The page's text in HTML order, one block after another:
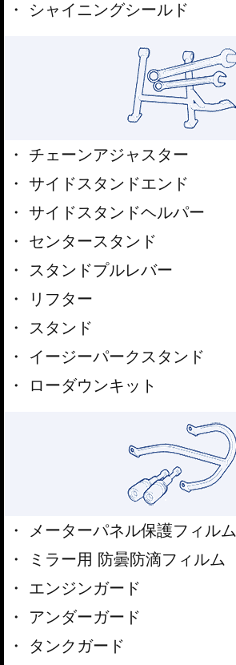
シャイニングシールド
チェーンアジャスター
サイドスタンドエンド
サイドスタンドヘルパー
センタースタンド
スタンドプルレバー
リフター
スタンド
イージーパークスタンド
ローダウンキット
メーターパネル保護フィルム
ミラー用 防曇防滴フィルム
エンジンガード
アンダーガード
タンクガード